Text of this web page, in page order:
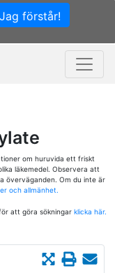
Jag förstår!
om huruvida ett friskt
läkemedel. Observera att
överväganden. Om du inte är
och allmänhet.
att göra sökningar klicka här.